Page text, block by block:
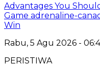
Advantages You
Game adrenaline-
Win
Rabu, 5 Agu 2026 -
PERISTIWA